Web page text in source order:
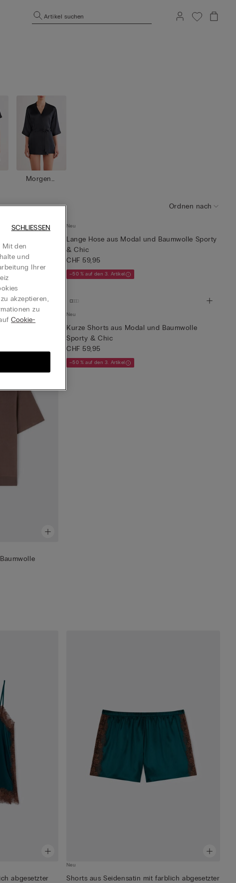
Artikel suchen
Morgenm
Ordnen nach
Neu
Lange Hose aus Modal und Baumwolle Sporty
& Chic
CHF 59,95
–50 % auf den 3. Artikel
Neu
Kurze Shorts aus Modal und Baumwolle
Sporty & Chic
CHF 59,95
–50 % auf den 3. Artikel
abgesetzter
Neu
Shorts aus Seidensatin mit farblich abgesetzter
Mit den
und
Ihrer
akzeptieren,
zu
Cookie-
SCHLIESSEN